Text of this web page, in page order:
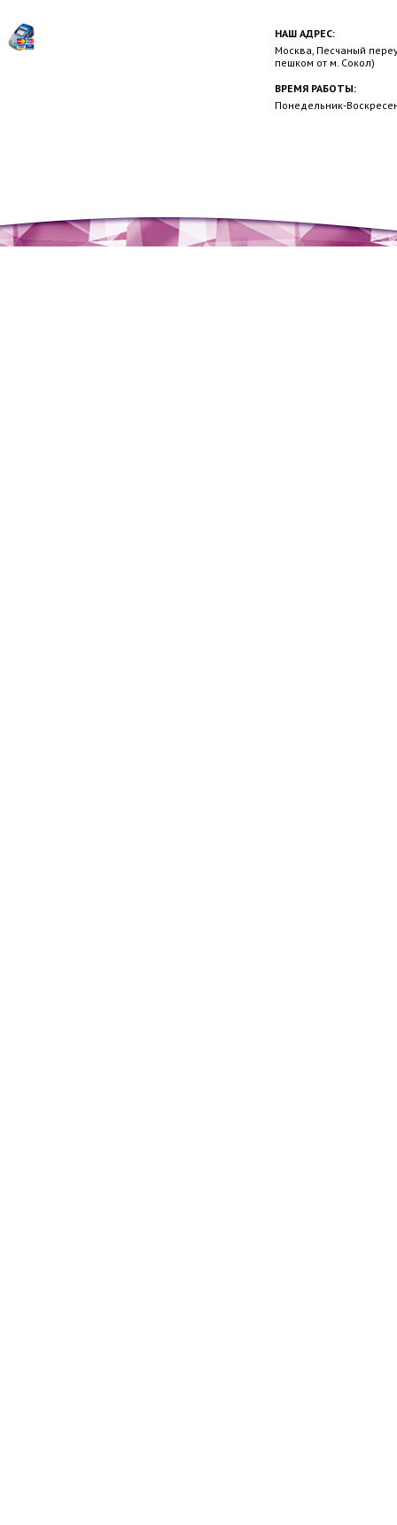
НАШ АДРЕС:
Москва, Песчаный
пешком от м. Сокол)
ВРЕМЯ РАБОТЫ:
Понедельник-